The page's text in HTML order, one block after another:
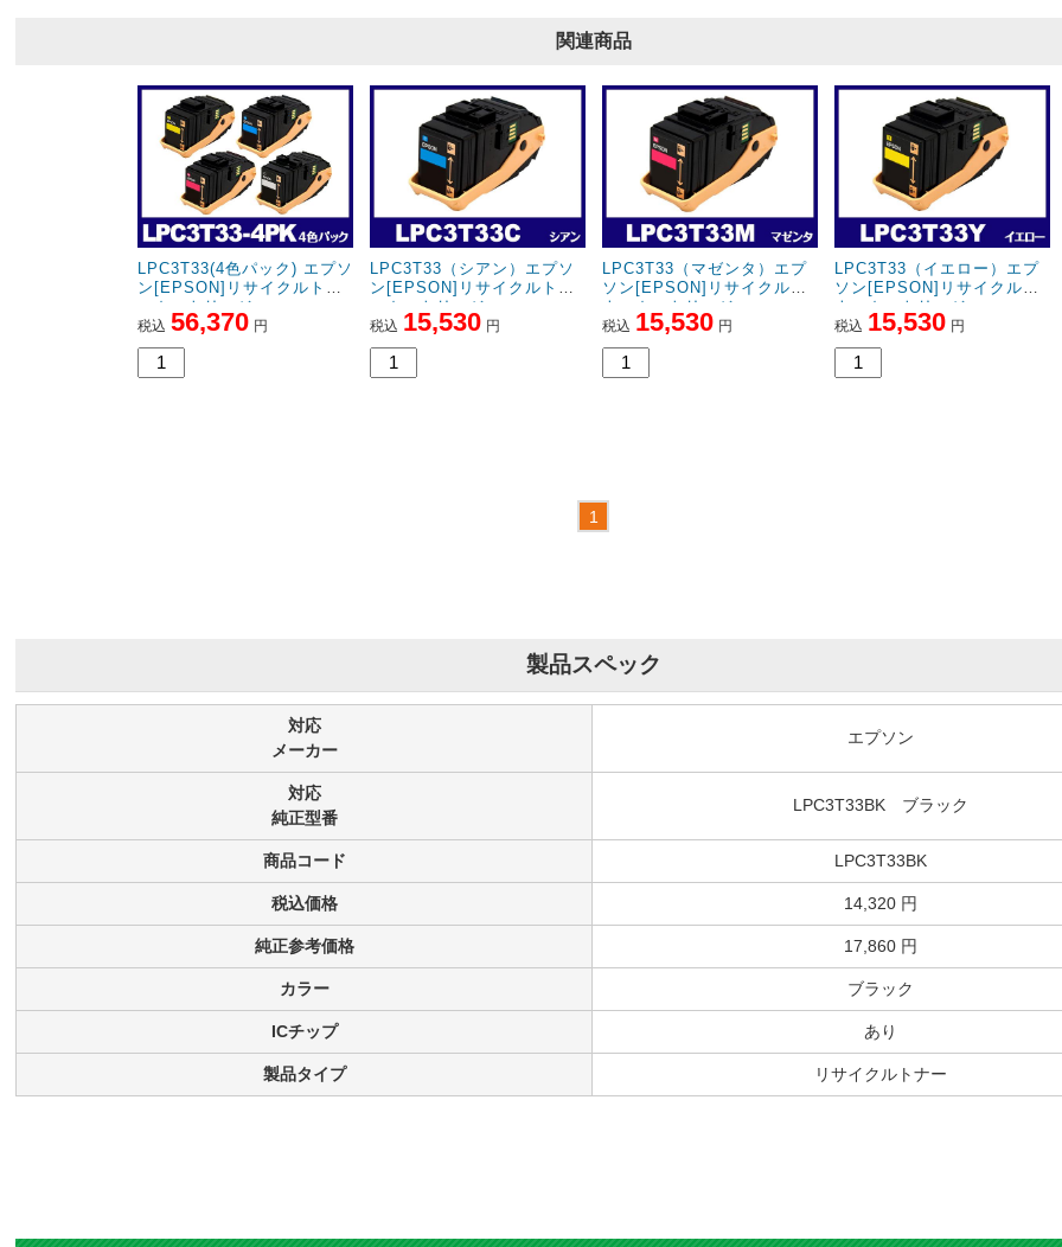
関連商品
LPC3T33(4色パック) エプソ
ン[EPSON]リサイクルトナ
ーカートリッジ
税込 56,370 円
LPC3T33（シアン）エプソ
ン[EPSON]リサイクルトナ
ーカートリッジ
税込 15,530 円
LPC3T33（マゼンタ）エプ
ソン[EPSON]リサイクルト
ナーカートリッジ
税込 15,530 円
LPC3T33（イエロー）エプ
ソン[EPSON]リサイクルト
ナーカートリッジ
税込 15,530 円
製品スペック
対応
メーカー
エプソン
対応
純正型番
LPC3T33BK ブラック
商品コード LPC3T33BK
税込価格 14,320 円
純正参考価格 17,860 円
カラー ブラック
ICチップ あり
製品タイプ リサイクルトナー